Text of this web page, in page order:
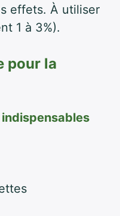
effets. À utiliser
1 à 3%).
pour la